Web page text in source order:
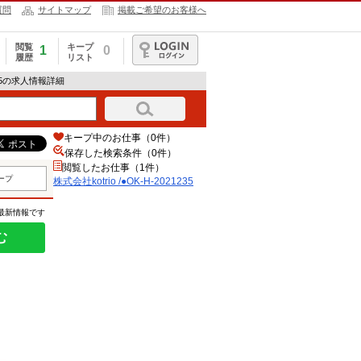
問 サイトマップ 掲載ご希望のお客様へ
閲覧
履歴
1
キープ
リスト
0
ログイン
求人情報詳細
プ
新情報です
キープ中のお仕事（0件）
保存した検索条件（0件）
閲覧したお仕事（1件）
株式会社kotrio /●OK-H-2021235